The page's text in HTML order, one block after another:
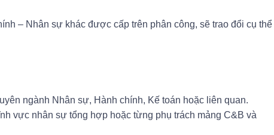
– Nhân sự khác được cấp trên phân công, sẽ trao đổi cụ thể
ngành Nhân sự, Hành chính, Kế toán hoặc liên quan.
vực nhân sự tổng hợp hoặc từng phụ trách mảng C&B và